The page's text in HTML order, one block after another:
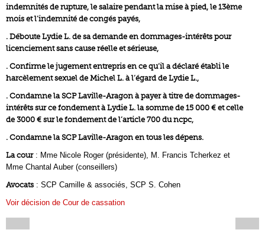
indemnités de rupture, le salaire pendant la mise à pied, le 13ème
mois et l’indemnité de congés payés,
. Déboute Lydie L. de sa demande en dommages-intérêts pour
licenciement sans cause réelle et sérieuse,
. Confirme le jugement entrepris en ce qu’il a déclaré établi le
harcèlement sexuel de Michel L. à l’égard de Lydie L.,
. Condamne la SCP Laville-Aragon à payer à titre de dommages-
intérêts sur ce fondement à Lydie L. la somme de 15 000 € et celle
de 3000 € sur le fondement de l’article 700 du ncpc,
. Condamne la SCP Laville-Aragon en tous les dépens.
La cour: Mme Nicole Roger (présidente), M. Francis Tcherkez et
Mme Chantal Auber (conseillers)
Avocats : SCP Camille & associés, SCP S. Cohen
Voir décision de Cour de cassation